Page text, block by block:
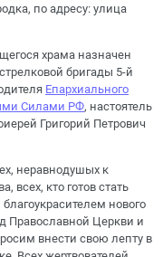
по адресу: улица
храма назначен
бригады 5-й
Епархиального
Силами РФ, настоятель
Григорий Петрович
неравнодушых к
всех, кто готов стать
нового
Православной Церкви и
внести свою лепту в